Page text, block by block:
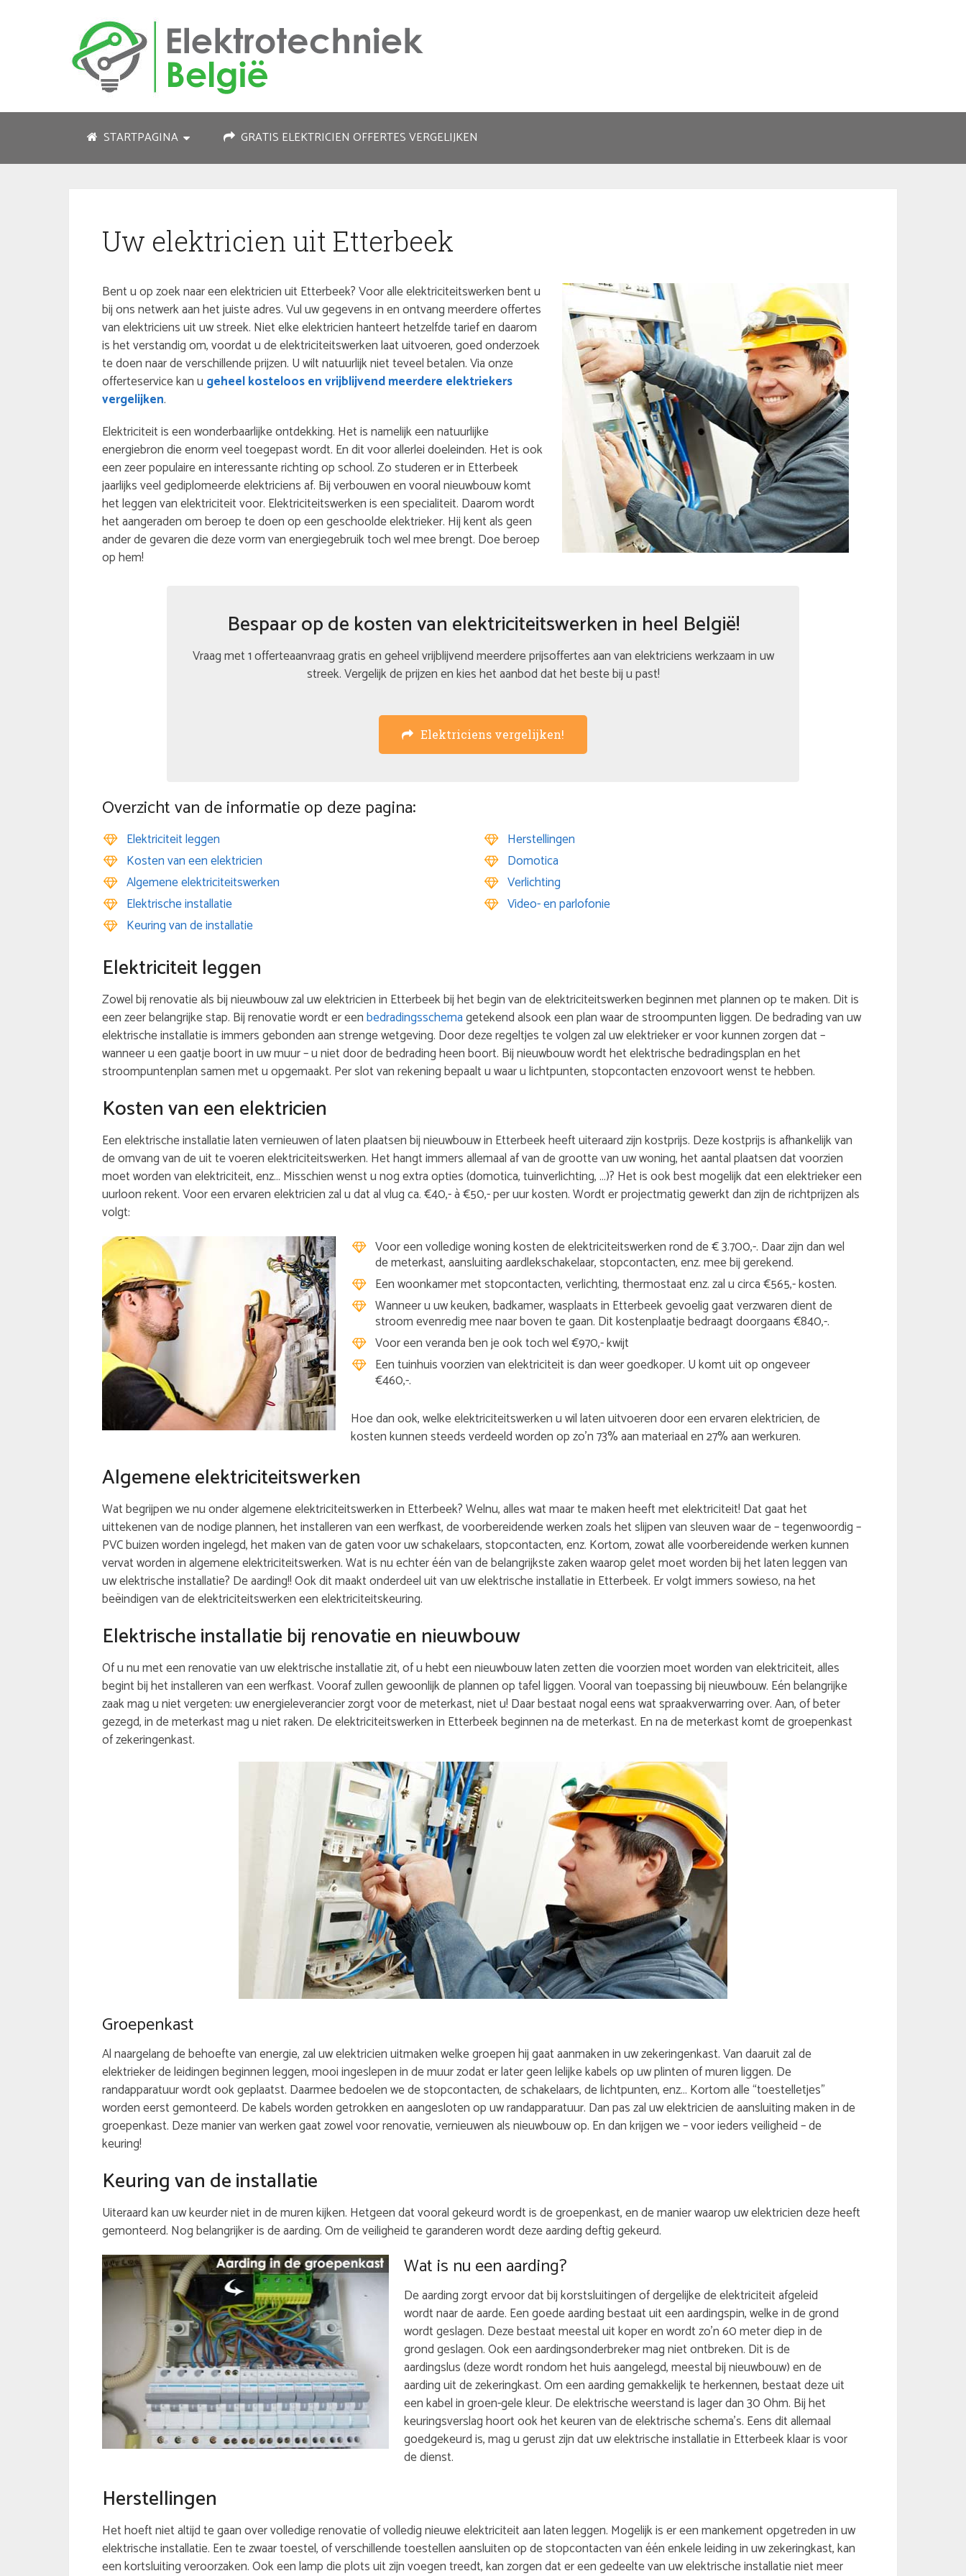
STARTPAGINA GRATIS ELEKTRICIEN OFFERTES VERGELIJKEN
Uw elektricien uit Etterbeek
Bent u op zoek naar een elektricien uit Etterbeek? Voor alle elektriciteitswerken bent u
bij ons netwerk aan het juiste adres. Vul uw gegevens in en ontvang meerdere offertes
van elektriciens uit uw streek. Niet elke elektricien hanteert hetzelfde tarief en daarom
is het verstandig om, voordat u de elektriciteitswerken laat uitvoeren, goed onderzoek
te doen naar de verschillende prijzen. U wilt natuurlijk niet teveel betalen. Via onze
offerteservice kan u geheel kosteloos en vrijblijvend meerdere elektriekers
vergelijken.
Elektriciteit is een wonderbaarlijke ontdekking. Het is namelijk een natuurlijke
energiebron die enorm veel toegepast wordt. En dit voor allerlei doeleinden. Het is ook
een zeer populaire en interessante richting op school. Zo studeren er in Etterbeek
jaarlijks veel gediplomeerde elektriciens af. Bij verbouwen en vooral nieuwbouw komt
het leggen van elektriciteit voor. Elektriciteitswerken is een specialiteit. Daarom wordt
het aangeraden om beroep te doen op een geschoolde elektrieker. Hij kent als geen
ander de gevaren die deze vorm van energiegebruik toch wel mee brengt. Doe beroep
op hem!
Bespaar op de kosten van elektriciteitswerken in heel België!
Vraag met 1 offerteaanvraag gratis en geheel vrijblijvend meerdere prijsoffertes aan van elektriciens werkzaam in uw
streek. Vergelijk de prijzen en kies het aanbod dat het beste bij u past!
Elektriciens vergelijken!
Overzicht van de informatie op deze pagina:
Elektriciteit leggen
Kosten van een elektricien
Algemene elektriciteitswerken
Elektrische installatie
Keuring van de installatie
Herstellingen
Domotica
Verlichting
Video- en parlofonie
Elektriciteit leggen
Zowel bij renovatie als bij nieuwbouw zal uw elektricien in Etterbeek bij het begin van de elektriciteitswerken beginnen met plannen op te maken. Dit is
een zeer belangrijke stap. Bij renovatie wordt er eenbedradingsschemagetekend alsook een plan waar de stroompunten liggen. De bedrading van uw
elektrische installatie is immers gebonden aan strenge wetgeving. Door deze regeltjes te volgen zal uw elektrieker er voor kunnen zorgen dat –
wanneer u een gaatje boort in uw muur – u niet door de bedrading heen boort. Bij nieuwbouw wordt het elektrische bedradingsplan en het
stroompuntenplan samen met u opgemaakt. Per slot van rekening bepaalt u waar u lichtpunten, stopcontacten enzovoort wenst te hebben.
Kosten van een elektricien
Een elektrische installatie laten vernieuwen of laten plaatsen bij nieuwbouw in Etterbeek heeft uiteraard zijn kostprijs. Deze kostprijs is afhankelijk van
de omvang van de uit te voeren elektriciteitswerken. Het hangt immers allemaal af van de grootte van uw woning, het aantal plaatsen dat voorzien
moet worden van elektriciteit, enz… Misschien wenst u nog extra opties (domotica, tuinverlichting, …)? Het is ook best mogelijk dat een elektrieker een
uurloon rekent. Voor een ervaren elektricien zal u dat al vlug ca. €40,- à €50,- per uur kosten. Wordt er projectmatig gewerkt dan zijn de richtprijzen als
volgt:
Voor een volledige woning kosten de elektriciteitswerken rond de € 3.700,-. Daar zijn dan wel
de meterkast, aansluiting aardlekschakelaar, stopcontacten, enz. mee bij gerekend.
Een woonkamer met stopcontacten, verlichting, thermostaat enz. zal u circa €565,- kosten.
Wanneer u uw keuken, badkamer, wasplaats in Etterbeek gevoelig gaat verzwaren dient de
stroom evenredig mee naar boven te gaan. Dit kostenplaatje bedraagt doorgaans €840,-.
Voor een veranda ben je ook toch wel €970,- kwijt
Een tuinhuis voorzien van elektriciteit is dan weer goedkoper. U komt uit op ongeveer
€460,-.
Hoe dan ook, welke elektriciteitswerken u wil laten uitvoeren door een ervaren elektricien, de
kosten kunnen steeds verdeeld worden op zo’n 73% aan materiaal en 27% aan werkuren.
Algemene elektriciteitswerken
Wat begrijpen we nu onder algemene elektriciteitswerken in Etterbeek? Welnu, alles wat maar te maken heeft met elektriciteit! Dat gaat het
uittekenen van de nodige plannen, het installeren van een werfkast, de voorbereidende werken zoals het slijpen van sleuven waar de – tegenwoordig –
PVC buizen worden ingelegd, het maken van de gaten voor uw schakelaars, stopcontacten, enz. Kortom, zowat alle voorbereidende werken kunnen
vervat worden in algemene elektriciteitswerken. Wat is nu echter één van de belangrijkste zaken waarop gelet moet worden bij het laten leggen van
uw elektrische installatie? De aarding!! Ook dit maakt onderdeel uit van uw elektrische installatie in Etterbeek. Er volgt immers sowieso, na het
beëindigen van de elektriciteitswerken een elektriciteitskeuring.
Elektrische installatie bij renovatie en nieuwbouw
Of u nu met een renovatie van uw elektrische installatie zit, of u hebt een nieuwbouw laten zetten die voorzien moet worden van elektriciteit, alles
begint bij het installeren van een werfkast. Vooraf zullen gewoonlijk de plannen op tafel liggen. Vooral van toepassing bij nieuwbouw. Eén belangrijke
zaak mag u niet vergeten: uw energieleverancier zorgt voor de meterkast, niet u! Daar bestaat nogal eens wat spraakverwarring over. Aan, of beter
gezegd, in de meterkast mag u niet raken. De elektriciteitswerken in Etterbeek beginnen na de meterkast. En na de meterkast komt de groepenkast
of zekeringenkast.
Groepenkast
Al naargelang de behoefte van energie, zal uw elektricien uitmaken welke groepen hij gaat aanmaken in uw zekeringenkast. Van daaruit zal de
elektrieker de leidingen beginnen leggen, mooi ingeslepen in de muur zodat er later geen lelijke kabels op uw plinten of muren liggen. De
randapparatuur wordt ook geplaatst. Daarmee bedoelen we de stopcontacten, de schakelaars, de lichtpunten, enz… Kortom alle “toestelletjes”
worden eerst gemonteerd. De kabels worden getrokken en aangesloten op uw randapparatuur. Dan pas zal uw elektricien de aansluiting maken in de
groepenkast. Deze manier van werken gaat zowel voor renovatie, vernieuwen als nieuwbouw op. En dan krijgen we – voor ieders veiligheid – de
keuring!
Keuring van de installatie
Uiteraard kan uw keurder niet in de muren kijken. Hetgeen dat vooral gekeurd wordt is de groepenkast, en de manier waarop uw elektricien deze heeft
gemonteerd. Nog belangrijker is de aarding. Om de veiligheid te garanderen wordt deze aarding deftig gekeurd.
Wat is nu een aarding?
De aarding zorgt ervoor dat bij korstsluitingen of dergelijke de elektriciteit afgeleid
wordt naar de aarde. Een goede aarding bestaat uit een aardingspin, welke in de grond
wordt geslagen. Deze bestaat meestal uit koper en wordt zo’n 60 meter diep in de
grond geslagen. Ook een aardingsonderbreker mag niet ontbreken. Dit is de
aardingslus (deze wordt rondom het huis aangelegd, meestal bij nieuwbouw) en de
aarding uit de zekeringkast. Om een aarding gemakkelijk te herkennen, bestaat deze uit
een kabel in groen-gele kleur. De elektrische weerstand is lager dan 30 Ohm. Bij het
keuringsverslag hoort ook het keuren van de elektrische schema’s. Eens dit allemaal
goedgekeurd is, mag u gerust zijn dat uw elektrische installatie in Etterbeek klaar is voor
de dienst.
Herstellingen
Het hoeft niet altijd te gaan over volledige renovatie of volledig nieuwe elektriciteit aan laten leggen. Mogelijk is er een mankement opgetreden in uw
elektrische installatie. Een te zwaar toestel, of verschillende toestellen aansluiten op de stopcontacten van één enkele leiding in uw zekeringkast, kan
een kortsluiting veroorzaken. Ook een lamp die plots uit zijn voegen treedt, kan zorgen dat er een gedeelte van uw elektrische installatie niet meer